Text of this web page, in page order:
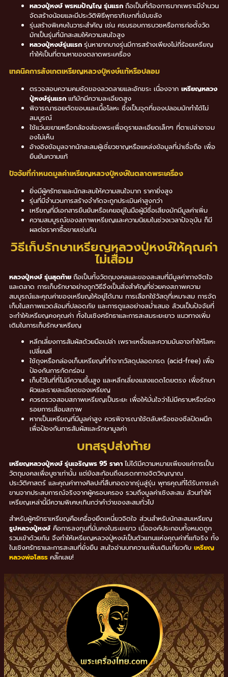
หลวงปู่หงษ์ พรหมปัญโญ รุ่นแรก ถือเป็นที่ต้องการมากเพราะมีจำนวน
จัดสร้างน้อยและมีประวัติพิธีพุทธาภิเษกที่เข้มขลัง
รุ่นสร้างพิเศษในวาระสำคัญ เช่น ครบรอบการบวชหรือการก่อตั้งวัด
มักเป็นรุ่นที่นักสะสมให้ความสนใจสูง
หลวงปู่หงษ์รุ่นแรก รุ่นหายากบางรุ่นมีการสร้างเพียงไม่กี่ร้อยเหรียญ
ทำให้เป็นที่ตามหาของตลาดพระเครื่อง
เทคนิคการสังเกตเหรียญหลวงปู่หงษ์แท้หรือปลอม
ตรวจสอบความคมชัดของลวดลายและอักขระ เนื่องจาก เหรียญหลวง
ปู่หงษ์รุ่นแรก แท้มักมีความละเอียดสูง
พิจารณารอยตัดขอบและเนื้อโลหะ ซึ่งเป็นจุดที่ของปลอมมักทำได้ไม่
สมบูรณ์
ใช้แว่นขยายหรือกล้องส่องพระเพื่อดูรายละเอียดเล็กๆ ที่ตาเปล่าอาจม
องไม่เห็น
อ้างอิงข้อมูลจากนักสะสมผู้เชี่ยวชาญหรือแหล่งข้อมูลที่น่าเชื่อถือ เพื่อ
ยืนยันความแท้
ปัจจัยที่กำหนดมูลค่าเหรียญหลวงปู่หงษ์ในตลาดพระเครื่อง
ยิ่งมีผู้ศรัทธาและนักสะสมให้ความสนใจมาก ราคายิ่งสูง
รุ่นที่มีจำนวนการสร้างจำกัดจะถูกประเมินค่าสูงกว่า
เหรียญที่มีเอกสารยืนยันหรือเคยอยู่ในมือผู้มีชื่อเสียงมักมีมูลค่าเพิ่ม
ความสมบูรณ์ของสภาพเหรียญและความนิยมในช่วงเวลาปัจจุบัน ก็มี
ผลต่อราคาซื้อขายเช่นกัน
วิธีเก็บรักษาเหรียญหลวงปู่หงษ์ให้คุณค่า
ไม่เสื่อม
หลวงปู่หงษ์ รุ่นสุดท้าย ถือเป็นทั้งวัตถุมงคลและของสะสมที่มีมูลค่าทางจิตใจ
และตลาด การเก็บรักษาอย่างถูกวิธีจึงเป็นสิ่งสำคัญที่ช่วยคงสภาพความ
สมบูรณ์และคุณค่าของเหรียญให้อยู่ได้นาน การเลือกใช้วัสดุที่เหมาะสม การจัด
เก็บในสภาพแวดล้อมที่ปลอดภัย และการดูแลอย่างสม่ำเสมอ ล้วนเป็นปัจจัยที่
จะทำให้เหรียญคงคุณค่า ทั้งในเชิงศรัทธาและการสะสมระยะยาว แนวทางเพิ่ม
เติมในการเก็บรักษาเหรียญ
หลีกเลี่ยงการสัมผัสด้วยมือเปล่า เพราะเหงื่อและความมันอาจทำให้โลหะ
เปลี่ยนสี
ใช้ถุงหรือกล่องเก็บเหรียญที่ทำจากวัสดุปลอดกรด (acid-free) เพื่อ
ป้องกันการกัดกร่อน
เก็บไว้ในที่ที่ไม่มีความชื้นสูง และหลีกเลี่ยงแสงแดดโดยตรง เพื่อรักษา
ผิวและรายละเอียดของเหรียญ
ควรตรวจสอบสภาพเหรียญเป็นระยะ เพื่อให้มั่นใจว่าไม่มีคราบหรือร่อง
รอยการเสื่อมสภาพ
หากเป็นเหรียญที่มีมูลค่าสูง ควรพิจารณาใช้ตลับหรือซองซีลปิดผนึก
เพื่อป้องกันการสัมผัสและรักษามูลค่า
บทสรุปส่งท้าย
เหรียญหลวงปู่หงษ์ รุ่นเจริญพร 95 ราคา ไม่ได้มีความหมายเพียงแค่การเป็น
วัตถุมงคลเพื่อบูชาเท่านั้น แต่ยังสะท้อนถึงมรดกทางจิตวิญญาณ
ประวัติศาสตร์ และคุณค่าทางศิลปะที่สืบทอดจากรุ่นสู่รุ่น พุทธคุณที่ได้รับการเล่า
ขานจากประสบการณ์จริงจากผู้ครอบครอง รวมถึงมูลค่าเชิงสะสม ล้วนทำให้
เหรียญเหล่านี้มีความพิเศษเกินกว่าคำว่าของสะสมทั่วไป
สำหรับผู้ศรัทธาเหรียญคือเครื่องยึดเหนี่ยวจิตใจ ส่วนสำหรับนักสะสมเหรียญ
รูปหลวงปู่หงษ์ คือการลงทุนที่มั่นคงในระยะยาว เมื่อองค์ประกอบทั้งหมดถูก
รวมเข้าด้วยกัน จึงทำให้เหรียญหลวงปู่หงษ์เป็นตัวแทนแห่งคุณค่าที่แท้จริง ทั้ง
ในเชิงศรัทธาและการสะสมที่ยั่งยืน สนใจอ่านบทความเพิ่มเติมเกี่ยวกับ เหรียญ
หลวงพ่อโสธร คลิ๊กเลย!